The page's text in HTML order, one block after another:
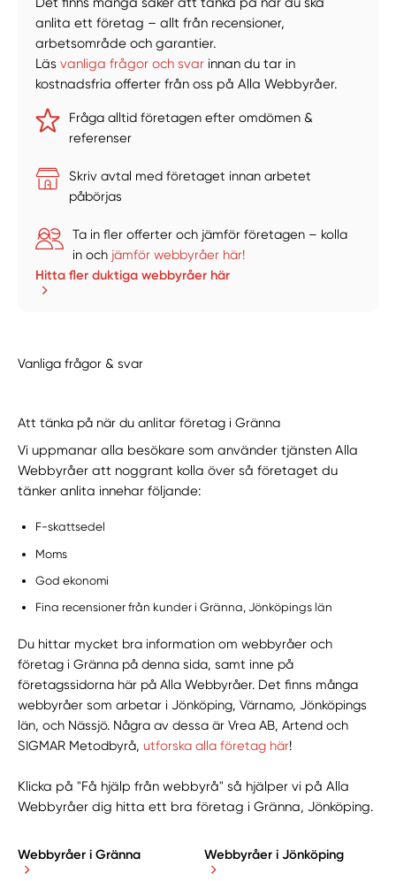
anlita ett företag – allt från recensioner,
arbetsområde och garantier.
Läsvanliga frågor och svar innan du tar in
kostnadsfria offerter från oss på Alla Webbyråer.
Fråga alltid företagen efter omdömen &
referenser
Skriv avtal med företaget innan arbetet
påbörjas
Ta in fler offerter och jämför företagen – kolla
in och jämför webbyråer här!
Hitta fler duktiga webbyråer här
Vanliga frågor & svar
Att tänka på när du anlitar företag i Gränna
Vi uppmanar alla besökare som använder tjänsten Alla
Webbyråer att noggrant kolla över så företaget du
tänker anlita innehar följande:
F-skattsedel
Moms
God ekonomi
Fina recensioner från kunder i Gränna, Jönköpings län
Du hittar mycket bra information om webbyråer och
företag i Gränna på denna sida, samt inne på
företagssidorna här på Alla Webbyråer. Det finns många
webbyråer som arbetar i Jönköping, Värnamo, Jönköpings
län, och Nässjö. Några av dessa är Vrea AB, Artend och
SIGMAR Metodbyrå,utforska alla företag här!
Klicka på "Få hjälp från webbyrå" så hjälper vi på Alla
Webbyråer dig hitta ett bra företag i Gränna, Jönköping.
Webbyråer i Gränna Webbyråer i Jönköping